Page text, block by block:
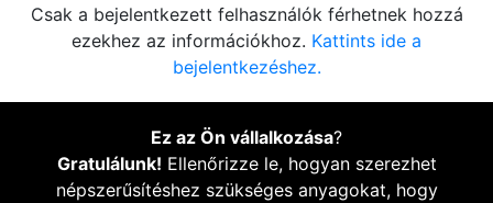
Csak a bejelentkezett felhasználók férhetnek hozzá
ezekhez az információkhoz. Kattints ide a
bejelentkezéshez.
Ez az Ön vállalkozása?
Gratulálunk! Ellenőrizze le, hogyan szerezhet
népszerűsítéshez szükséges anyagokat, hogy